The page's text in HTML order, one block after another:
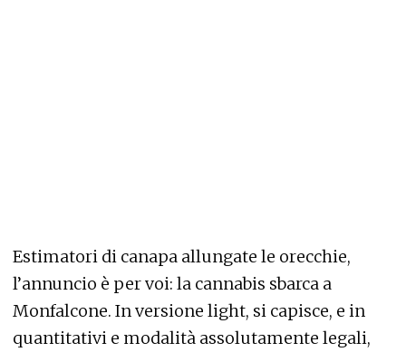
Estimatori di canapa allungate le orecchie,
l’annuncio è per voi: la cannabis sbarca a
Monfalcone. In versione light, si capisce, e in
quantitativi e modalità assolutamente legali,